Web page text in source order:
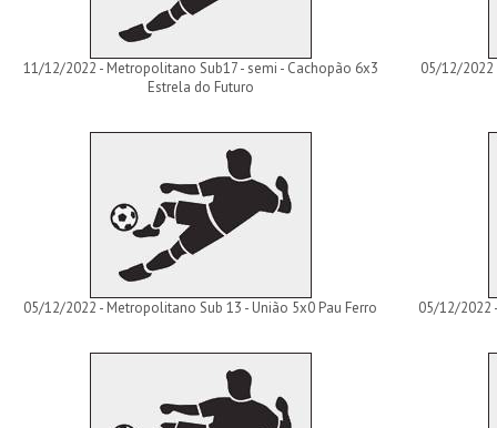
11/12/2022 - Metropolitano Sub17 - semi - Cachopão 6x3
Estrela do Futuro
05/12/2022
05/12/2022 - Metropolitano Sub 13 - União 5x0 Pau Ferro 05/12/2022